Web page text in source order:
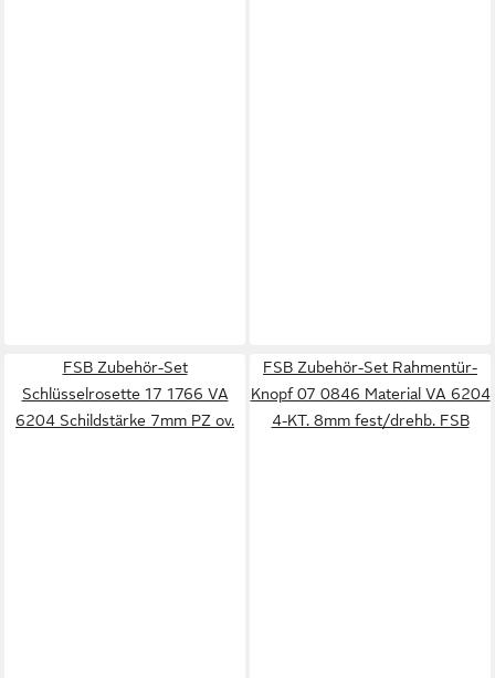
FSB Zubehör-Set
Schlüsselrosette 17 1766 VA
6204 Schildstärke 7mm PZ ov.
FSB Zubehör-Set Rahmentür-
Knopf 07 0846 Material VA 6204
4-KT. 8mm fest/drehb. FSB